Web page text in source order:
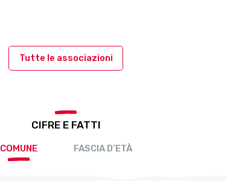
Tutte le associazioni
CIFRE E FATTI
COMUNE FASCIA D’ETÀ